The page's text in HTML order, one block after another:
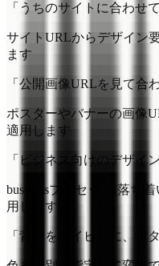
「うちのサイトに合わせて
サイトURLからデザイン
ます
「公開画像URLを見て合
ポスターやバナーの画像
適用します
「ビジネス向けのデザイ
businessプリセット(落ち
用します
「背景をネイビーに、ボ